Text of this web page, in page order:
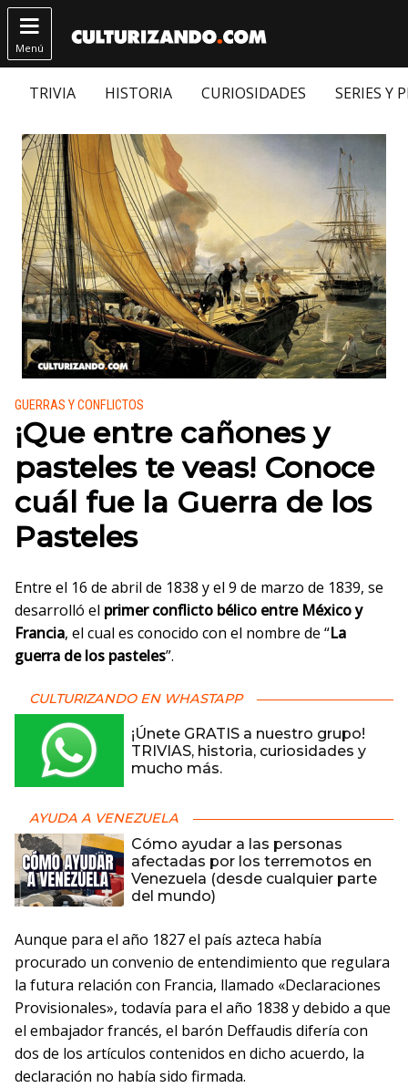

Menú
TRIVIA HISTORIA CURIOSIDADES SERIES Y
Publicado en:
GUERRAS Y CONFLICTOS
¡Que entre cañones y
pasteles te veas! Conoce
cuál fue la Guerra de los
Pasteles
Entre el 16 de abril de 1838 y el 9 de marzo de 1839, se
desarrolló el primer conflicto bélico entre México y
Francia, el cual es conocido con el nombre de “La
guerra de los pasteles”.
CULTURIZANDO EN WHASTAPP
¡Únete GRATIS a nuestro grupo!
TRIVIAS, historia, curiosidades y
mucho más.
AYUDA A VENEZUELA
Cómo ayudar a las personas
afectadas por los terremotos en
Venezuela (desde cualquier parte
del mundo)
Aunque para el año 1827 el país azteca había
procurado un convenio de entendimiento que regulara
la futura relación con Francia, llamado «Declaraciones
Provisionales», todavía para el año 1838 y debido a que
el embajador francés, el barón Deffaudis difería con
dos de los artículos contenidos en dicho acuerdo, la
declaración no había sido firmada.